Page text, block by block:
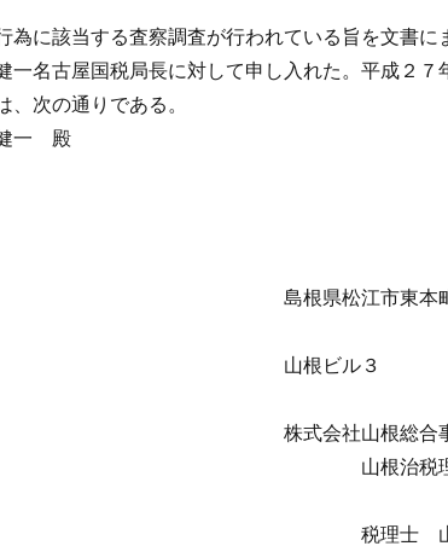
に該当する査察調査が行われている旨を文書に
一名古屋国税局長に対して申し入れた。平成２７
次の通りである。
一 殿
江市東本町５
ビル３
山根総合事務
税理士事
士 山根